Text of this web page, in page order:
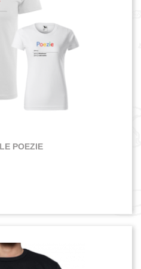
POEZIE